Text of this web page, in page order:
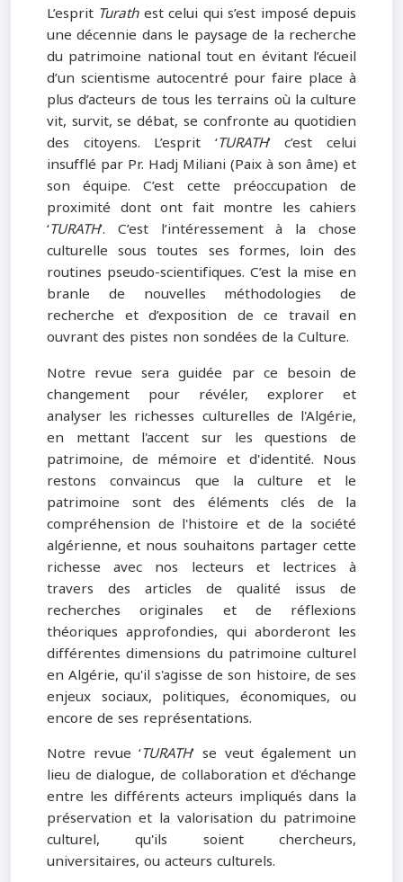
L’esprit Turathest celui qui s’est imposé depuis
une décennie dans le paysage de la recherche
du patrimoine national tout en évitant l’écueil
d’un scientisme autocentré pour faire place à
plus d’acteurs de tous les terrains où la culture
vit, survit, se débat, se confronte au quotidien
des citoyens. L’esprit ‘TURATH’ c’est celui
insufflé par Pr. Hadj Miliani (Paix à son âme) et
son équipe. C’est cette préoccupation de
proximité dont ont fait montre les cahiers
‘TURATH’. C’est l’intéressement à la chose
culturelle sous toutes ses formes, loin des
routines pseudo-scientifiques. C’est la mise en
branle de nouvelles méthodologies de
recherche et d’exposition de ce travail en
ouvrant des pistes non sondées de la Culture.
Notre revue sera guidée par ce besoin de
changement pour révéler, explorer et
analyser les richesses culturelles de l'Algérie,
en mettant l'accent sur les questions de
patrimoine, de mémoire et d'identité. Nous
restons convaincus que la culture et le
patrimoine sont des éléments clés de la
compréhension de l'histoire et de la société
algérienne, et nous souhaitons partager cette
richesse avec nos lecteurs et lectrices à
travers des articles de qualité issus de
recherches originales et de réflexions
théoriques approfondies, qui aborderont les
différentes dimensions du patrimoine culturel
en Algérie, qu'il s'agisse de son histoire, de ses
enjeux sociaux, politiques, économiques, ou
encore de ses représentations.
Notre revue ‘TURATH’ se veut également un
lieu de dialogue, de collaboration et d'échange
entre les différents acteurs impliqués dans la
préservation et la valorisation du patrimoine
culturel, qu'ils soient chercheurs,
universitaires, ou acteurs culturels.